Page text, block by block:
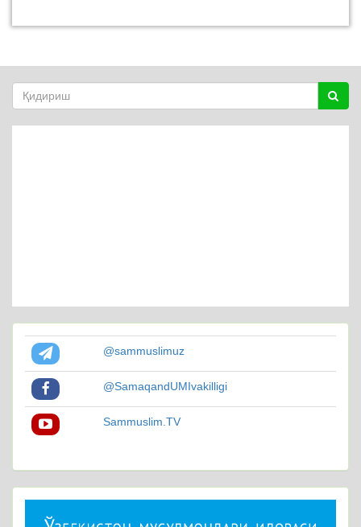
@sammuslimuz
@SamaqandUMIvakilligi
Sammuslim.TV